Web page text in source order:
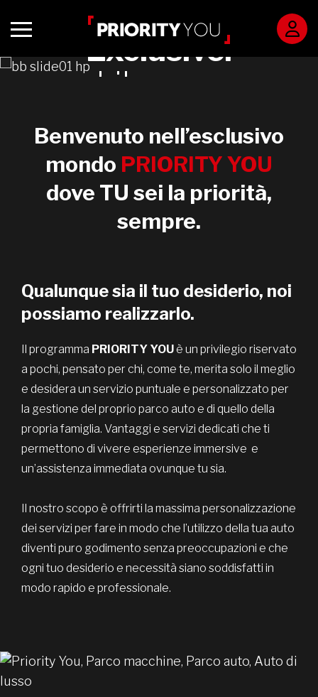
Exclusive.
Like you.
Benvenuto nell’esclusivo
mondo PRIORITY YOU
dove TU sei la priorità,
sempre.
Qualunque sia il tuo desiderio, noi
possiamo realizzarlo.
Il programma PRIORITY YOUè un privilegio riservato
a pochi, pensato per chi, come te, merita solo il meglio
e desidera un servizio puntuale e personalizzato per
la gestione del proprio parco auto e di quello della
propria famiglia. Vantaggi e servizi dedicati che ti
permettono di vivere esperienze immersive e
un’assistenza immediata ovunque tu sia.
Il nostro scopo è offrirti la massima personalizzazione
dei servizi per fare in modo che l’utilizzo della tua auto
diventi puro godimento senza preoccupazioni e che
ogni tuo desiderio e necessità siano soddisfatti in
modo rapido e professionale.